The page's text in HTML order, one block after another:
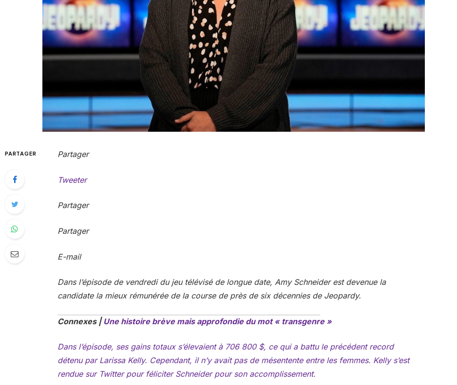
PARTAGER Partager
Tweeter
Partager
Partager
E-mail
Dans l’épisode de vendredi du jeu télévisé de longue date, Amy Schneider est devenue la
candidate la mieux rémunérée de la course de près de six décennies de Jeopardy.
Connexes | Une histoire brève mais approfondie du mot « transgenre »
Dans l’épisode, ses gains totaux s’élevaient à 706 800 $, ce qui a battu le précédent record
détenu par Larissa Kelly. Cependant, il n’y avait pas de mésentente entre les femmes. Kelly s’est
rendue sur Twitter pour féliciter Schneider pour son accomplissement.